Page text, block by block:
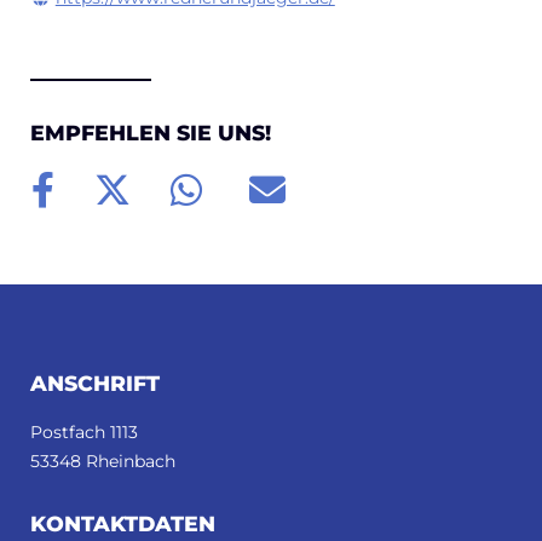
EMPFEHLEN SIE UNS!
FUSSBEREICH
ANSCHRIFT
Postfach 1113
53348 Rheinbach
KONTAKTDATEN